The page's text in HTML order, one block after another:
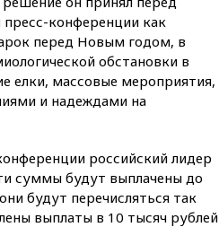
конференции как
перед Новым годом, в
обстановки в
елки, массовые мероприятия,
и надеждами на
российский лидер
суммы будут выплачены до
будут перечисляться так
выплаты в 10 тысяч рублей